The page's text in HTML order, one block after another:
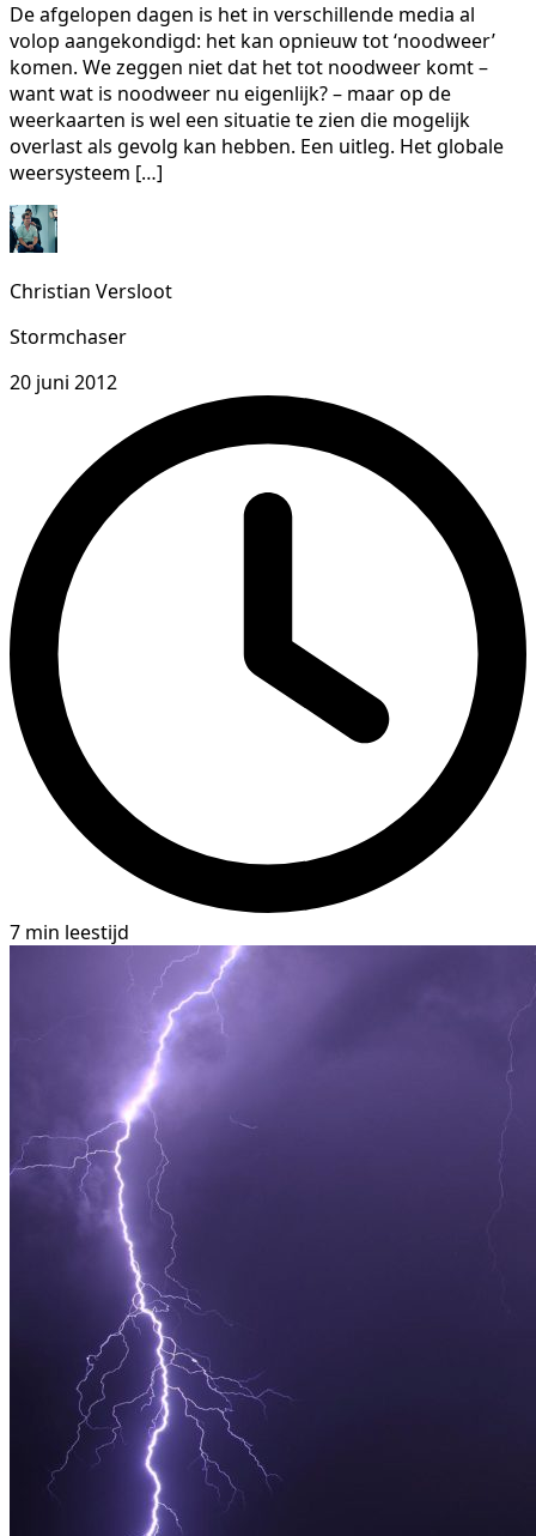
De afgelopen dagen is het in verschillende media al
volop aangekondigd: het kan opnieuw tot ‘noodweer’
komen. We zeggen niet dat het tot noodweer komt –
want wat is noodweer nu eigenlijk? – maar op de
weerkaarten is wel een situatie te zien die mogelijk
overlast als gevolg kan hebben. Een uitleg. Het globale
weersysteem […]
Christian Versloot
Stormchaser
20 juni 2012
7 min leestijd